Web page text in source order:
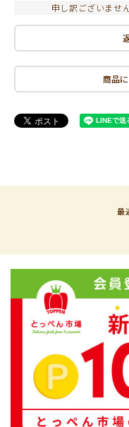
申し訳ございませ
商品
最